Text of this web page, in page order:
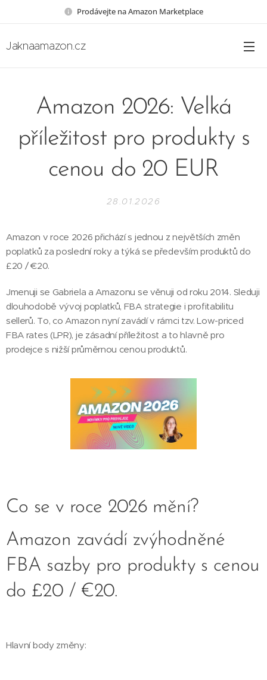
Prodávejte na Amazon Marketplace
Jaknaamazon.cz
Amazon 2026: Velká
příležitost pro produkty s
cenou do 20 EUR
28.01.2026
Amazon v roce 2026 přichází s jednou z největších změn
poplatků za poslední roky a týká se především produktů do
£20 / €20.
Jmenuji se Gabriela a Amazonu se věnuji od roku 2014. Sleduji
dlouhodobě vývoj poplatků, FBA strategie i profitabilitu
sellerů. To, co Amazon nyní zavádí v rámci tzv. Low-priced
FBA rates (LPR), je zásadní příležitost a to hlavně pro
prodejce s nižší průměrnou cenou produktů.
Co se v roce 2026 mění?
Amazon zavádí zvýhodněné
FBA sazby pro produkty s cenou
do £20 / €20.
Hlavní body změny: